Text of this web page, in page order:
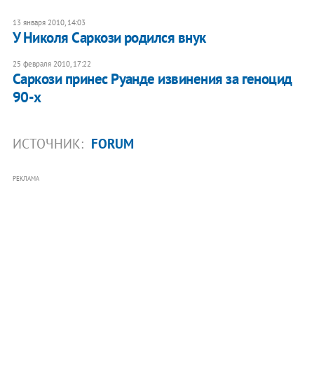
13 января 2010, 14:03
У Николя Саркози родился внук
25 февраля 2010, 17:22
Саркози принес Руанде извинения за геноцид
90-х
ИСТОЧНИК: FORUM
РЕКЛАМА